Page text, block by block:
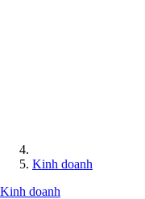
Kinh doanh
Kinh doanh